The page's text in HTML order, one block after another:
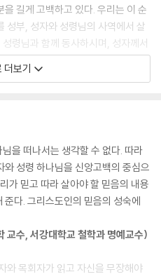
길게 고백하고 있다. 우리는 이 순
성부, 성자와 성령님의 사역에서 살
령님과 함께 동사하시며, 성자께서
로 사역하셨고, 성령님께서도 성부
게 적용하심으로 우리를 하나님의
기도하는 것은 희귀한 은사인데, 우
해야 한다. 우리는 기도가 하나님
도움으로 믿음 안에서만 예수님의
“제한적인” 은혜의 방편인 기도를 옹
을 지닌다. 한마디로 진정한 의미의
은 기도다. 간접적이기는 하나 기
더보기
을 떠나서는 생각할 수 없다. 따라
성령 하나님을 신앙고백의 중심으
가 믿고 따라 살아야 할 믿음의 내용
다. 그리스도인의 믿음의 성숙에
교수, 서강대학교 철학과 명예교수)
와 목회자가 읽고 자신을 무장해야